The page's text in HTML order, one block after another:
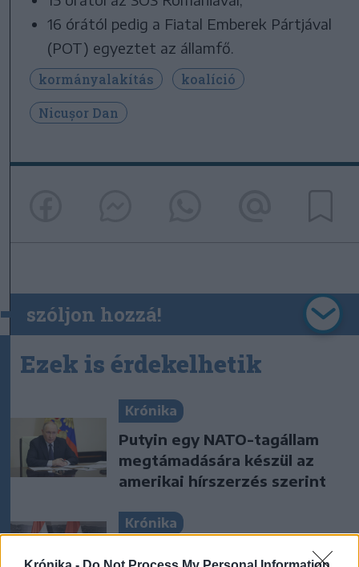
16 órától pedig a Fiatal Emberek Pártjával
(POT) egyeztet az államfő.
kormányalakítás
koalíció
Nicușor Dan
szóljon hozzá!
Ezek is érdekelhetik
Krónika
Putyin egy NATO-tagállam
megtámadására készül az
amerikai hírszerzés szerint
Krónika
„A legerősebb garancia” –